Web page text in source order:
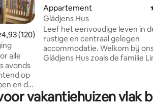
beoordeling van 4,93 uit 5, 120
4,93 (120)
alle
avonds
op
en de
en
Appartement
Glädjens Hus
Leef het eenvoudige leven in
rustige en centraal gelegen
accommodatie. Welkom bij
Glädjens Hus zoals de familie
het toen 3 appartementen
met een goede locatie dicht bij
vakantiehuizen vlak